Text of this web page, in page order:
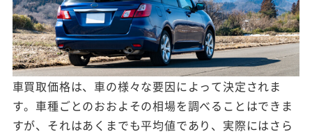
車買取価格は、車の様々な要因によって決定されま
す。車種ごとのおおよその相場を調べることはできま
すが、それはあくまでも平均値であり、実際にはさら